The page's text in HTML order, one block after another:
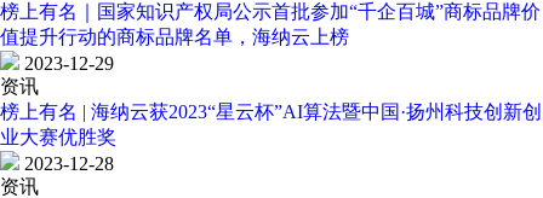
榜上有名｜国家知识产权局公示首批参加“千企百城”商标品牌价
值提升行动的商标品牌名单，海纳云上榜
2023-12-29
资讯
榜上有名 | 海纳云获2023“星云杯”AI算法暨中国·扬州科技创新创
业大赛优胜奖
2023-12-28
资讯